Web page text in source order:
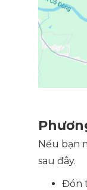
Nếu bạn
sau đây.
Đón